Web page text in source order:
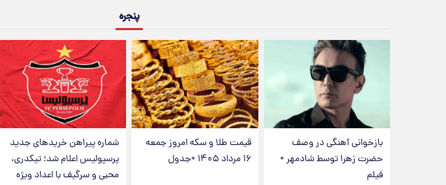
پنجره
بازخوانی آهنگی در وصف
حضرت زهرا توسط شادمهر +
فیلم
قیمت طلا و سکه امروز جمعه
۱۶ مرداد ۱۴۰۵ +جدول
شماره پیراهن خریدهای جدید
پرسپولیس اعلام شد؛ تیکدری،
محبی و سرگیف با اعداد ویژه